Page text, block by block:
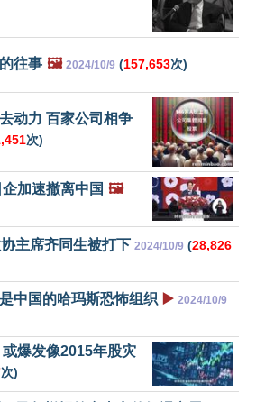
往事 🖼️ 2024/10/9 (157,653次)
动力 百家公司相争
次)
加速撤离中国 🖼️
主席齐同生被打下 2024/10/9 (28,826
中国的哈玛斯恐怖组织 ▶️ 2024/10/9
爆发像2015年股灾
次)